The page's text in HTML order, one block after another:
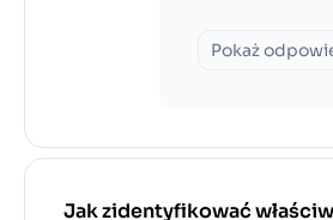
Pokaż
Jak zidentyfikować